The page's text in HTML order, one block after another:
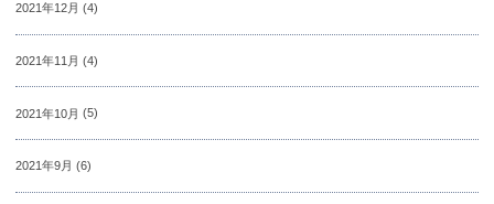
2021年12月 (4)
2021年11月 (4)
2021年10月 (5)
2021年9月 (6)